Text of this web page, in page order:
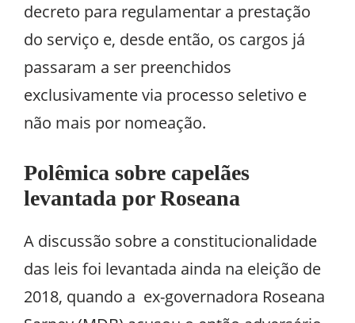
decreto para regulamentar a prestação
do serviço e, desde então, os cargos já
passaram a ser preenchidos
exclusivamente via processo seletivo e
não mais por nomeação.
Polêmica sobre capelães
levantada por Roseana
A discussão sobre a constitucionalidade
das leis foi levantada ainda na eleição de
2018, quando a ex-governadora Roseana